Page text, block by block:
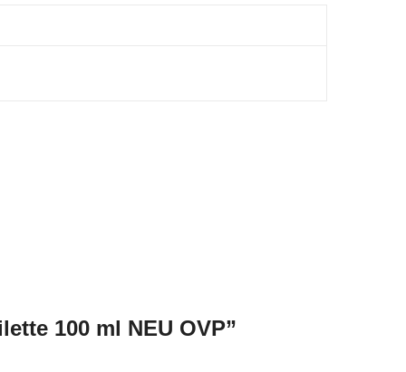
100 ml NEU OVP”